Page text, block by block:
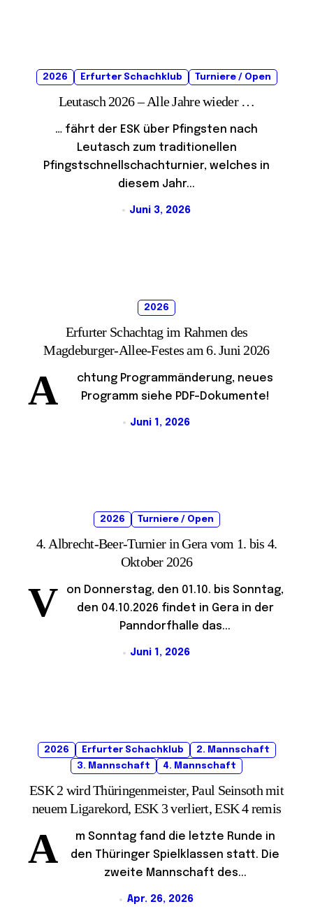
2026 Erfurter Schachklub Turniere / Open
Leutasch 2026 – Alle Jahre wieder …
… fährt der ESK über Pfingsten nach
Leutasch zum traditionellen
Pfingstschnellschachturnier, welches in
diesem Jahr...
Juni 3, 2026
2026
Erfurter Schachtag im Rahmen des
Magdeburger-Allee-Festes am 6. Juni 2026
A
chtung Programmänderung, neues
Programm siehe PDF-Dokumente!
Juni 1, 2026
2026 Turniere / Open
4. Albrecht-Beer-Turnier in Gera vom 1. bis 4.
Oktober 2026
V
on Donnerstag, den 01.10. bis Sonntag,
den 04.10.2026 findet in Gera in der
Panndorfhalle das...
Juni 1, 2026
2026 Erfurter Schachklub
2. Mannschaft
3. Mannschaft
4. Mannschaft
ESK 2 wird Thüringenmeister, Paul Seinsoth mit
neuem Ligarekord, ESK 3 verliert, ESK 4 remis
A
m Sonntag fand die letzte Runde in
den Thüringer Spielklassen statt. Die
zweite Mannschaft des...
Apr. 26, 2026